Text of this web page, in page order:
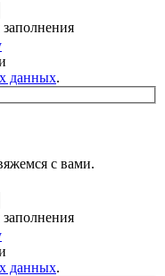
данных.
с вами.
данных.